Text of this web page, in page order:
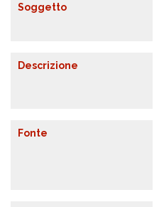
Soggetto
Descrizione
Fonte